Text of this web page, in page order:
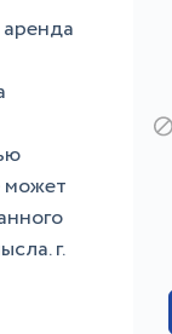
может
г.